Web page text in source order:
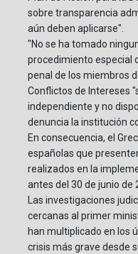
sobre transparencia
aún deben aplicarse".
"No se ha tomado
procedimiento especial
penal de los miembros
Conflictos de Intereses
independiente y no
denuncia la institución
En consecuencia, el
españolas que
realizados en la
antes del 30 de junio de
Las investigaciones
cercanas al primer
han multiplicado en los
crisis más grave desde